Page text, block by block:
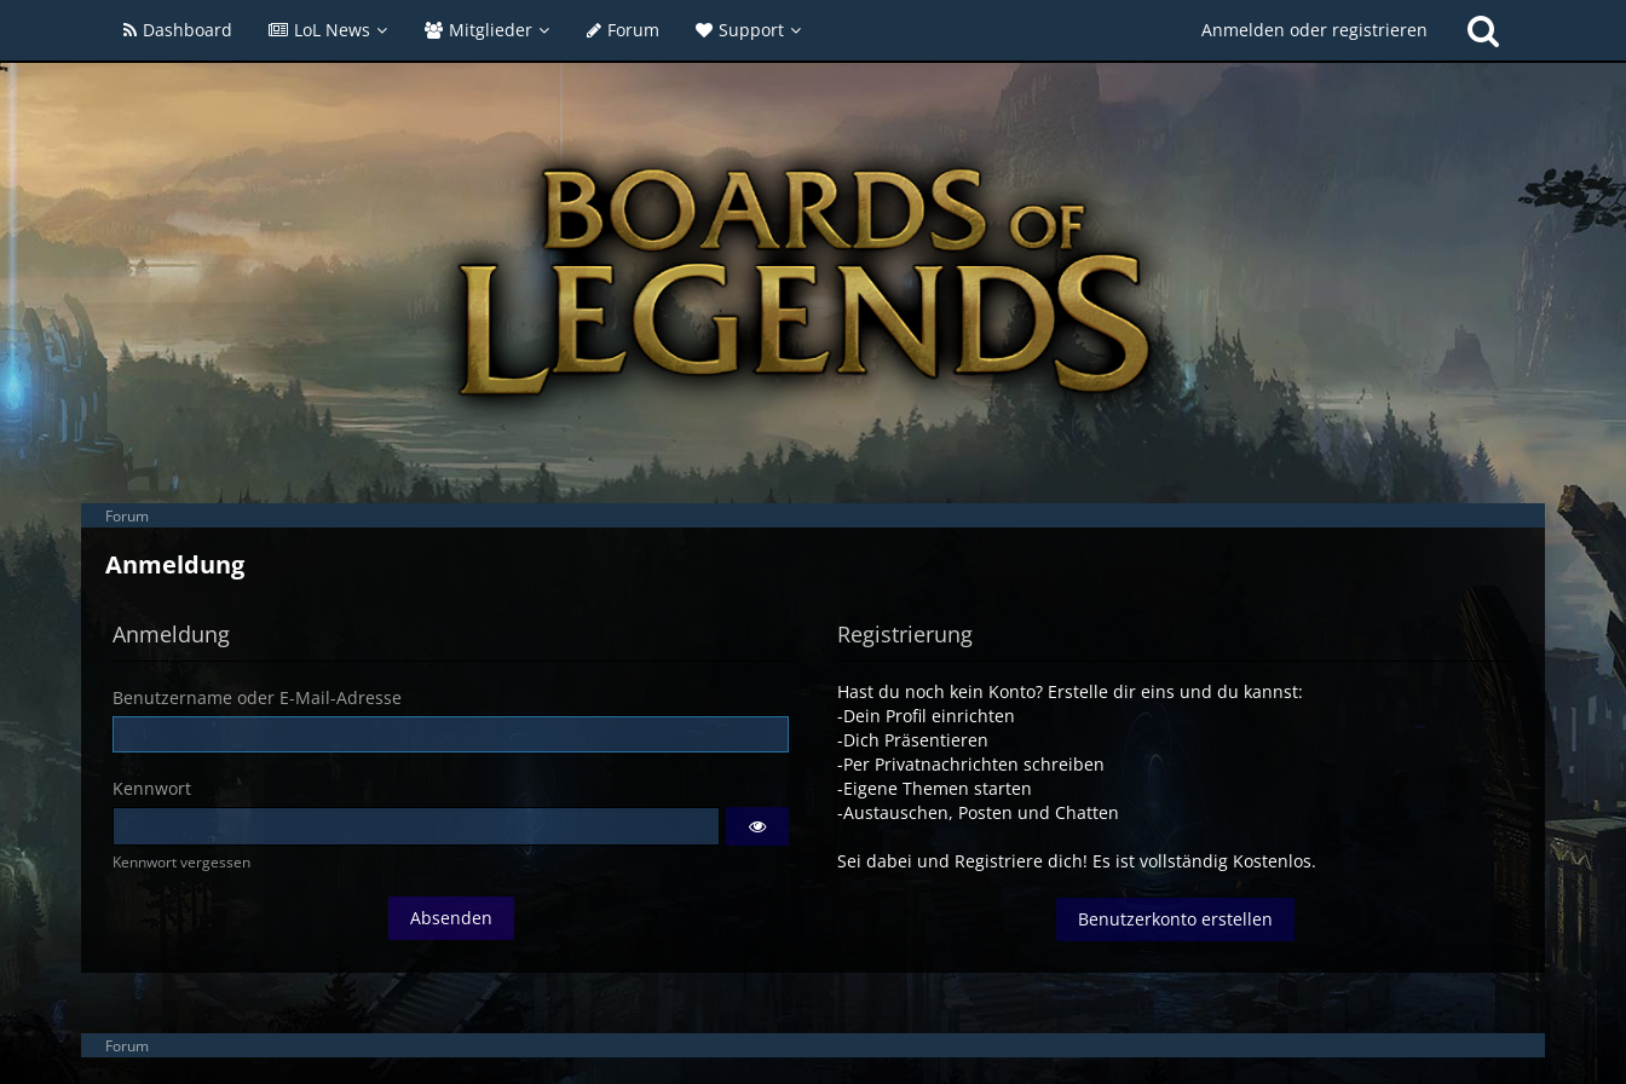
Dashboard LoL News Mitglieder Forum Support Anmelden oder registrieren
Forum
Forum
Anmeldung
Anmeldung
Benutzername oder E-Mail-Adresse
Kennwort
Kennwort vergessen
Registrierung
Hast du noch kein Konto? Erstelle dir eins und du kannst:
-Dein Profil einrichten
-Dich Präsentieren
-Per Privatnachrichten schreiben
-Eigene Themen starten
-Austauschen, Posten und Chatten
Sei dabei und Registriere dich! Es ist vollständig Kostenlos.
Benutzerkonto erstellen